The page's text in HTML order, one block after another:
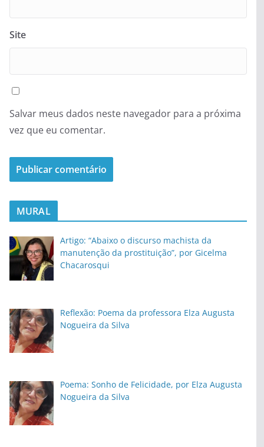
Site
Salvar meus dados neste navegador para a próxima
vez que eu comentar.
MURAL
Artigo: “Abaixo o discurso machista da
manutenção da prostituição”, por Gicelma
Chacarosqui
Reflexão: Poema da professora Elza Augusta
Nogueira da Silva
Poema: Sonho de Felicidade, por Elza Augusta
Nogueira da Silva